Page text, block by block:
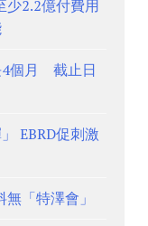
少2.2億付費用
4個月 截止日
EBRD促刺激
「特澤會」